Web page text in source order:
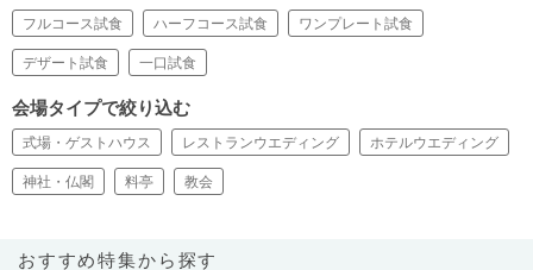
フルコース試食 ハーフコース試食 ワンプレート試食
デザート試食 一口試食
会場タイプで絞り込む
式場・ゲストハウス レストランウエディング ホテルウエディング
神社・仏閣 料亭 教会
おすすめ特集から探す